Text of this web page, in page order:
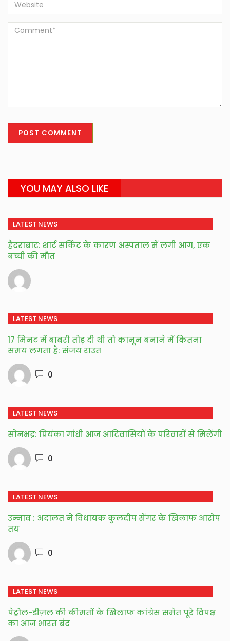
YOU MAY ALSO LIKE
LATEST NEWS
हैदराबाद: शार्ट सर्किट के कारण अस्पताल में लगी आग, एक
बच्ची की मौत
LATEST NEWS
17 मिनट में बाबरी तोड़ दी थी तो कानून बनाने में कितना
समय लगता है: संजय राउत
0
LATEST NEWS
सोनभद्र: प्रियंका गांधी आज आदिवासियों के परिवारों से मिलेंगी
0
LATEST NEWS
उन्नाव : अदालत ने विधायक कुलदीप सेंगर के खिलाफ आरोप
तय
0
LATEST NEWS
पेट्रोल-डीज़ल की कीमतों के खिलाफ कांग्रेस समेत पूरे विपक्ष
का आज भारत बंद